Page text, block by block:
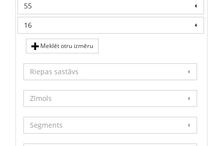
55
16
Meklēt otru izmēru
Riepas sastāvs
Zīmols
Segments